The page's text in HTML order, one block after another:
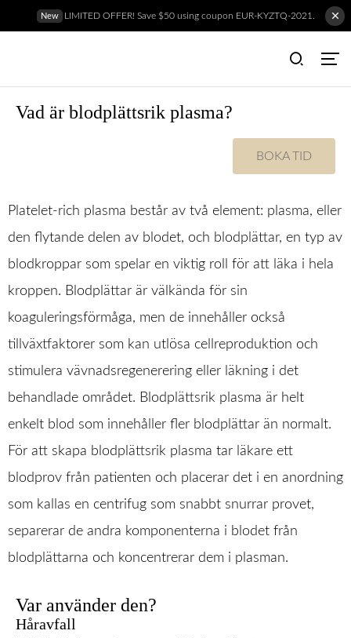
New LIMITED OFFER! Save $50 using coupon EUR-KYZTQ-2021.
Hem
Behandlingar
Prislista
Boka Tid
Om Oss
Vad är blodplättsrik plasma?
BOKA TID
Platelet-rich plasma består av två element: plasma, eller
den flytande delen av blodet, och blodplättar, en typ av
blodkroppar som spelar en viktig roll för att läka i hela
kroppen. Blodplättar är välkända för sin
koaguleringsförmåga, men de innehåller också
tillväxtfaktorer som kan utlösa cellreproduktion och
stimulera vävnadsregenerering eller läkning i det
behandlade området. Blodplättsrik plasma är helt
enkelt blod som innehåller fler blodplättar än normalt.
För att skapa blodplättsrik plasma tar läkare ett
blodprov från patienten och placerar det i en anordning
som kallas en centrifug som snabbt snurrar provet,
separerar de andra komponenterna i blodet från
blodplättarna och koncentrerar dem i plasman.
Var använder den?
Håravfall